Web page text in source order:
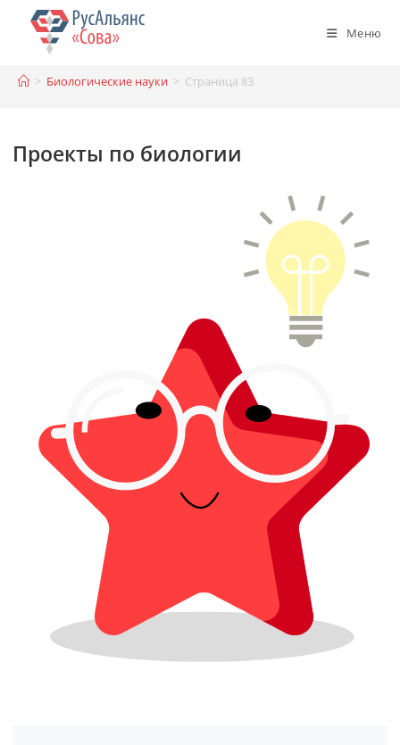
Перейти
содержимому
Меню
> Биологические науки > Страница 83
Проекты по биологии